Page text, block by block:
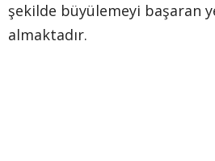
şekilde büyülemeyi başaran
almaktadır.